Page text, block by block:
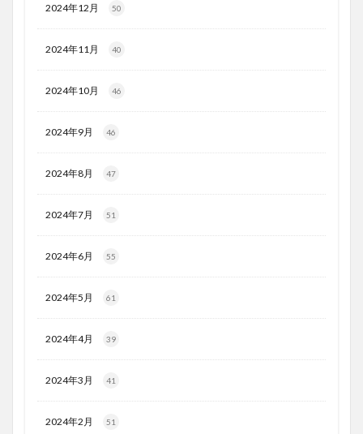
2024年12月 50
2024年11月 40
2024年10月 46
2024年9月 46
2024年8月 47
2024年7月 51
2024年6月 55
2024年5月 61
2024年4月 39
2024年3月 41
2024年2月 51